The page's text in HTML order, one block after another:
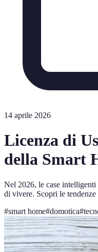
14 aprile 2026
Licenza di
della Smart
Nel 2026, le case
di vivere. Scopri le
#smart home#domotica#